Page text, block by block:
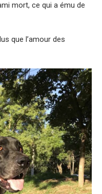
mort, ce qui a ému de
que l’amour des